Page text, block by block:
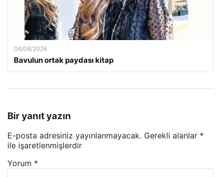
06/08/2026
Bavulun ortak paydası kitap
Bir yanıt yazın
E-posta adresiniz yayınlanmayacak. Gerekli alanlar *
ile işaretlenmişlerdir
Yorum *